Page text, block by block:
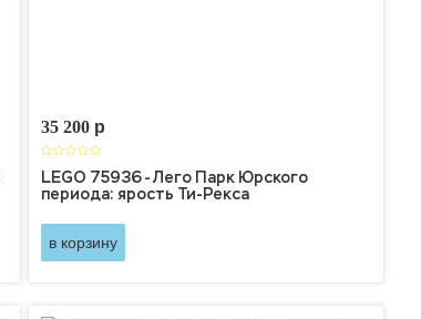
35 200 p
LEGO 75936 - Лего Парк Юрского
периода: ярость Ти-Рекса
в корзину